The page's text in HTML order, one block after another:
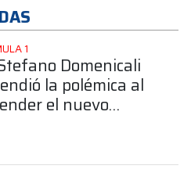
1
Domenicali
la polémica al
el nuevo